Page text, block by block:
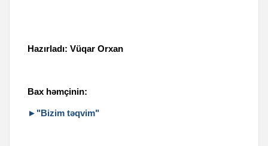
Hazırladı: Vüqar Orxan
Bax həmçinin:
►"Bizim təqvim"